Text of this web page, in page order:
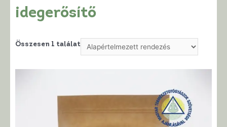
idegerősítő
Összesen 1 találat